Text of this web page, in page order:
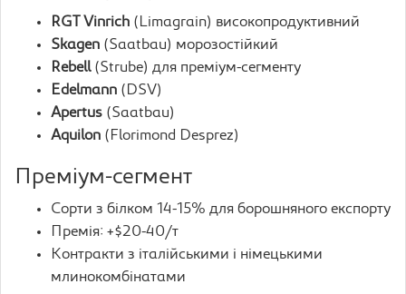
RGT Vinrich (Limagrain) високопродуктивний
Skagen (Saatbau) морозостійкий
Rebell(Strube) для преміум-сегменту
Edelmann (DSV)
Apertus (Saatbau)
Aquilon (Florimond Desprez)
Преміум-сегмент
Сорти з білком 14-15% для борошняного експорту
Премія: +$20-40/т
Контракти з італійськими і німецькими
млинокомбінатами